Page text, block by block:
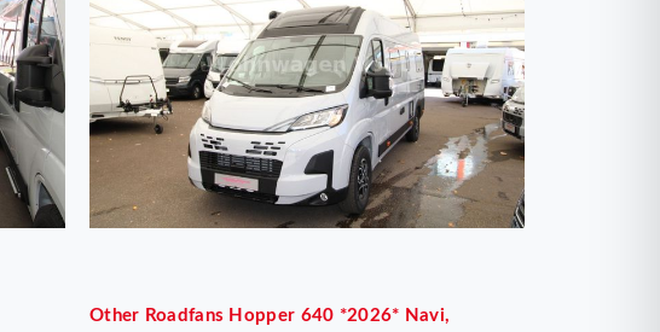
Other Roadfans Hopper 640 *2026* Navi,